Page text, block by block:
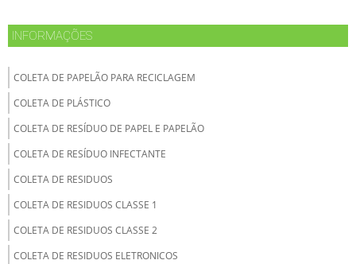
INFORMAÇÕES
COLETA DE PAPELÃO PARA RECICLAGEM
COLETA DE PLÁSTICO
COLETA DE RESÍDUO DE PAPEL E PAPELÃO
COLETA DE RESÍDUO INFECTANTE
COLETA DE RESIDUOS
COLETA DE RESIDUOS CLASSE 1
COLETA DE RESIDUOS CLASSE 2
COLETA DE RESIDUOS ELETRONICOS